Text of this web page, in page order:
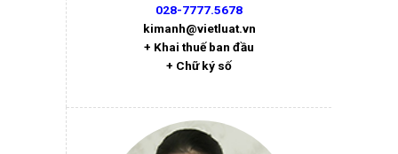
028-7777.5678
kimanh@vietluat.vn
+ Khai thuế ban đầu
+ Chữ ký số